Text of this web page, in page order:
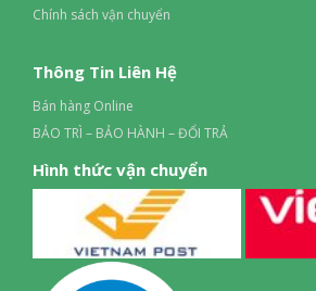
Có
Kích thước (RxSxC) (mm)
Cao 21.2cm – Rộng 25.3cm – Sâu 32.3cm
2.64kg
220V- 50hz
Chính sách vận chuyển
Thông Tin Liên Hệ
Bán hàng Online
BẢO TRÌ – BẢO HÀNH – ĐỔI TRẢ
Hình thức vận chuyển